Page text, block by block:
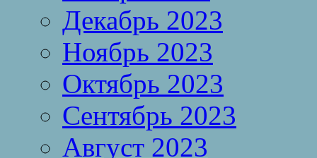
Декабрь 2023
Ноябрь 2023
Октябрь 2023
Сентябрь 2023
Август 2023